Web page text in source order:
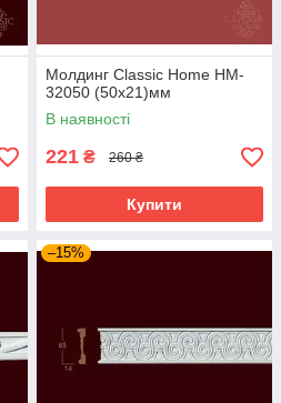
Молдинг Classic Home HM-
32050 (50х21)мм
В наявності
221 ₴ 260 ₴
Купити
–15%